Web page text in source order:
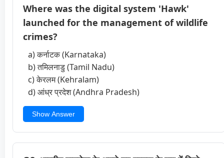
Where was the digital system 'Hawk'
launched for the management of wildlife
crimes?
a) कर्नाटक (Karnataka)
b) तमिलनाडु (Tamil Nadu)
c) केरलम (Kehralam)
d) आंध्र प्रदेश (Andhra Pradesh)
Show Answer